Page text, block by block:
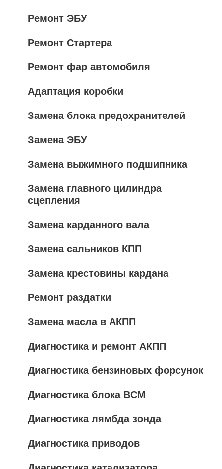
Ремонт ЭБУ
Ремонт Стартера
Ремонт фар автомобиля
Адаптация коробки
Замена блока предохранителей
Замена ЭБУ
Замена выжимного подшипника
Замена главного цилиндра
сцепления
Замена карданного вала
Замена сальников КПП
Замена крестовины кардана
Ремонт раздатки
Замена масла в АКПП
Диагностика и ремонт АКПП
Диагностика бензиновых форсунок
Диагностика блока BCM
Диагностика лямбда зонда
Диагностика приводов